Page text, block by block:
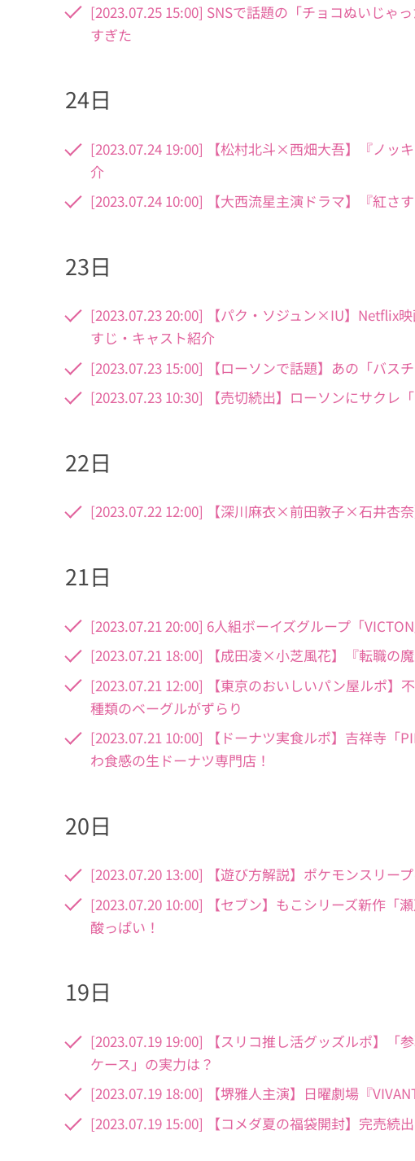
[2023.07.25 15:00] SNSで話題の「チョコぬいじゃ
すぎた
24日
[2023.07.24 19:00] 【松村北斗×西畑大吾】『ノッ
介
[2023.07.24 10:00] 【大西流星主演ドラマ】『紅さ
23日
[2023.07.23 20:00] 【パク・ソジュン×IU】Netflix
すじ・キャスト紹介
[2023.07.23 15:00] 【ローソンで話題】あの「バス
[2023.07.23 10:30] 【売切続出】ローソンにサクレ
22日
[2023.07.22 12:00] 【深川麻衣×前田敦子×石井杏
21日
[2023.07.21 20:00] 6人組ボーイズグループ「
[2023.07.21 18:00] 【成田凌×小芝風花】『転職の
[2023.07.21 12:00] 【東京のおいしいパン屋ルポ】
種類のベーグルがずらり
[2023.07.21 10:00] 【ドーナツ実食ルポ】吉祥寺「
わ食感の生ドーナツ専門店！
20日
[2023.07.20 13:00] 【遊び方解説】ポケモンスリー
[2023.07.20 10:00] 【セブン】もこシリーズ新作「
酸っぱい！
19日
[2023.07.19 19:00] 【スリコ推し活グッズルポ】「
ケース」の実力は？
[2023.07.19 18:00] 【堺雅人主演】日曜劇場『
[2023.07.19 15:00] 【コメダ夏の福袋開封】完売続